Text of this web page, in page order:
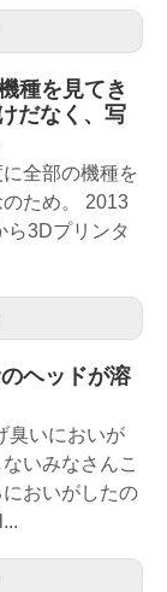
種を見てき
だなく、写
全部の機種を
ため。 2013
ら3Dプリンタ
ヘッドが溶
臭いにおいが
いみなさんこ
おいがしたの